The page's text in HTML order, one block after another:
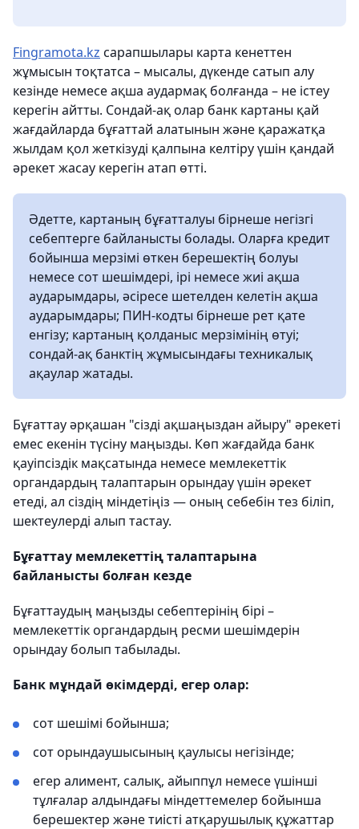
Fingramota.kz сарапшылары карта кенеттен
жұмысын тоқтатса – мысалы, дүкенде сатып алу
кезінде немесе ақша аудармақ болғанда – не істеу
керегін айтты. Сондай-ақ олар банк картаны қай
жағдайларда бұғаттай алатынын және қаражатқа
жылдам қол жеткізуді қалпына келтіру үшін қандай
әрекет жасау керегін атап өтті.
Әдетте, картаның бұғатталуы бірнеше негізгі
себептерге байланысты болады. Оларға кредит
бойынша мерзімі өткен берешектің болуы
немесе сот шешімдері, ірі немесе жиі ақша
аударымдары, әсіресе шетелден келетін ақша
аударымдары; ПИН-кодты бірнеше рет қате
енгізу; картаның қолданыс мерзімінің өтуі;
сондай-ақ банктің жұмысындағы техникалық
ақаулар жатады.
Бұғаттау әрқашан "сізді ақшаңыздан айыру" әрекеті
емес екенін түсіну маңызды. Көп жағдайда банк
қауіпсіздік мақсатында немесе мемлекеттік
органдардың талаптарын орындау үшін әрекет
етеді, ал сіздің міндетіңіз — оның себебін тез біліп,
шектеулерді алып тастау.
Бұғаттау мемлекеттің талаптарына
байланысты болған кезде
Бұғаттаудың маңызды себептерінің бірі –
мемлекеттік органдардың ресми шешімдерін
орындау болып табылады.
Банк мұндай өкімдерді, егер олар:
сот шешімі бойынша;
сот орындаушысының қаулысы негізінде;
егер алимент, салық, айыппұл немесе үшінші
тұлғалар алдындағы міндеттемелер бойынша
берешектер және тиісті атқарушылық құжаттар